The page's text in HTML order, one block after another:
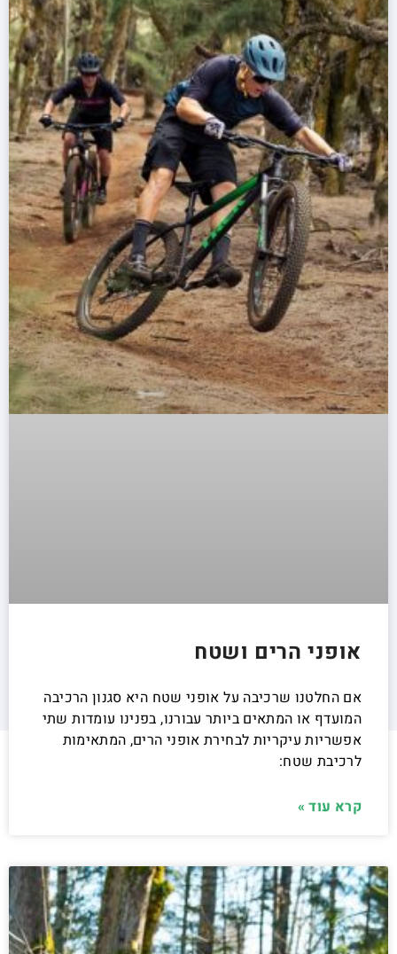
אופני הרים ושטח
אם החלטנו שרכיבה על אופני שטח היא סגנון הרכיבה
המועדף או המתאים ביותר עבורנו, בפנינו עומדות שתי
אפשריות עיקריות לבחירת אופני הרים, המתאימות
לרכיבת שטח:
קרא עוד »